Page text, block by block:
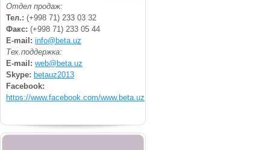
Отдел продаж:
Тел.: (+998 71) 233 03 32
Факс: (+998 71) 233 05 44
E-mail: info@beta.uz
Тех.поддержка:
E-mail: web@beta.uz
Skype: betauz2013
Facebook:
https://www.facebook.com/www.beta.uz